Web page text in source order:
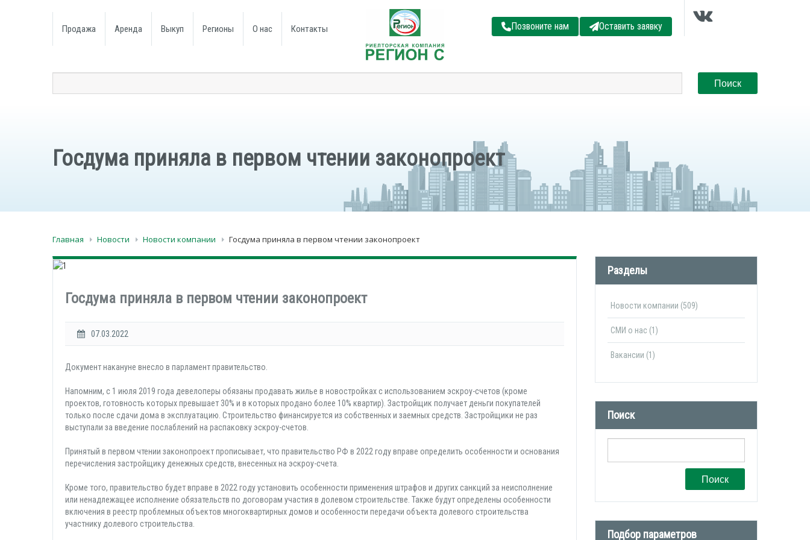
Продажа Аренда Выкуп Регионы О нас Контакты Позвоните нам Оставить заявку
Госдума приняла в первом чтении законопроект
Главная Новости Новости компании Госдума приняла в первом чтении законопроект
Госдума приняла в первом чтении законопроект
07.03.2022
Документ накануне внесло в парламент правительство.
Напомним, с 1 июля 2019 года девелоперы обязаны продавать жилье в новостройках с использованием эскроу-счетов (кроме
проектов, готовность которых превышает 30% и в которых продано более 10% квартир). Застройщик получает деньги покупателей
только после сдачи дома в эксплуатацию. Строительство финансируется из собственных и заемных средств. Застройщики не раз
выступали за введение послаблений на распаковку эскроу-счетов.
Принятый в первом чтении законопроект прописывает, что правительство РФ в 2022 году вправе определить особенности и основания
перечисления застройщику денежных средств, внесенных на эскроу-счета.
Кроме того, правительство будет вправе в 2022 году установить особенности применения штрафов и других санкций за неисполнение
или ненадлежащее исполнение обязательств по договорам участия в долевом строительстве. Также будут определены особенности
включения в реестр проблемных объектов многоквартирных домов и особенности передачи объекта долевого строительства
участнику долевого строительства.
Разделы
Новости компании (509)
СМИ о нас (1)
Вакансии (1)
Поиск
Поиск
Подбор параметров